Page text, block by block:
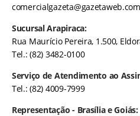
comercialgazeta@gazetaweb.com
Sucursal Arapiraca:
Rua Maurício Pereira, 1.500,
Tel.: (82) 3482-0100
Serviço de Atendimento ao
Tel.: (82) 4009-7999
Representação - Brasília e